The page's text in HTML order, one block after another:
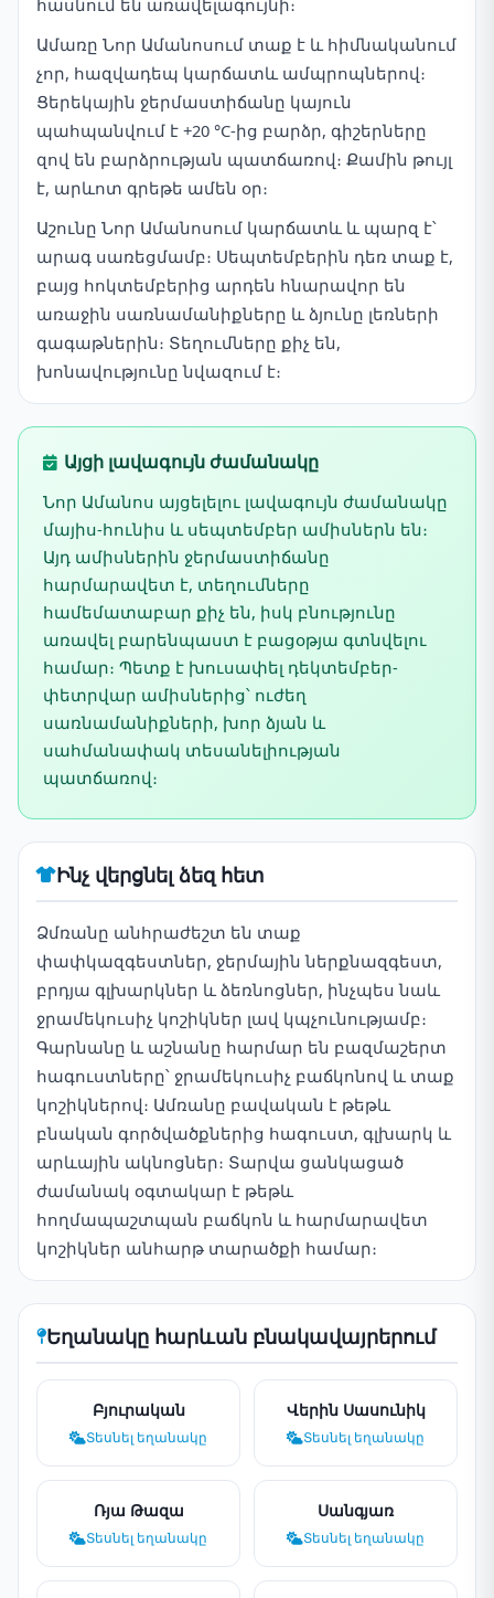
հասնում են առավելագույնի։
Ամառը Նոր Ամանոսում տաք է և հիմնականում
չոր, հազվադեպ կարճատև ամպրոպներով։
Ցերեկային ջերմաստիճանը կայուն
պահպանվում է +20 °C-ից բարձր, գիշերները
զով են բարձրության պատճառով։ Քամին թույլ
է, արևոտ գրեթե ամեն օր։
Աշունը Նոր Ամանոսում կարճատև և պարզ է՝
արագ սառեցմամբ։ Սեպտեմբերին դեռ տաք է,
բայց հոկտեմբերից արդեն հնարավոր են
առաջին սառնամանիքները և ձյունը լեռների
գագաթներին։ Տեղումները քիչ են,
խոնավությունը նվազում է։
Այցի լավագույն ժամանակը
Նոր Ամանոս այցելելու լավագույն ժամանակը
մայիս-հունիս և սեպտեմբեր ամիսներն են։
Այդ ամիսներին ջերմաստիճանը
հարմարավետ է, տեղումները
համեմատաբար քիչ են, իսկ բնությունը
առավել բարենպաստ է բացօթյա գտնվելու
համար։ Պետք է խուսափել դեկտեմբեր-
փետրվար ամիսներից՝ ուժեղ
սառնամանիքների, խոր ձյան և
սահմանափակ տեսանելիության
պատճառով։
Ինչ վերցնել ձեզ հետ
Ձմռանը անհրաժեշտ են տաք
փափկազգեստներ, ջերմային ներքնազգեստ,
բրդյա գլխարկներ և ձեռնոցներ, ինչպես նաև
ջրամեկուսիչ կոշիկներ լավ կպչունությամբ։
Գարնանը և աշնանը հարմար են բազմաշերտ
հագուստները՝ ջրամեկուսիչ բաճկոնով և տաք
կոշիկներով։ Ամռանը բավական է թեթև
բնական գործվածքներից հագուստ, գլխարկ և
արևային ակնոցներ։ Տարվա ցանկացած
ժամանակ օգտակար է թեթև
հողմապաշտպան բաճկոն և հարմարավետ
կոշիկներ անհարթ տարածքի համար։
Եղանակը հարևան բնակավայրերում
Բյուրական
Տեսնել եղանակը
Վերին Սասունիկ
Տեսնել եղանակը
Ռյա Թազա
Տեսնել եղանակը
Սանգյառ
Տեսնել եղանակը